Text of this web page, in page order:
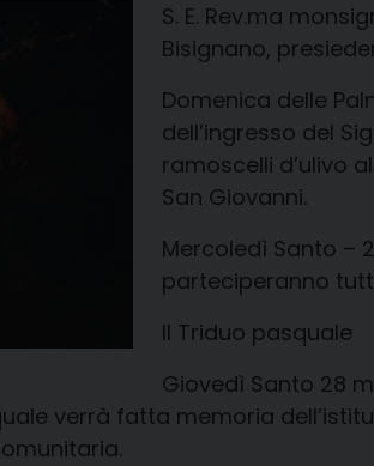
S. E. Rev.ma
Bisignano,
Domenica delle
dell’ingresso del
ramoscelli d’ulivo
San Giovanni.
Mercoledì Santo –
parteciperanno
Il Triduo pasquale
Giovedì Santo 28
verrà fatta memoria